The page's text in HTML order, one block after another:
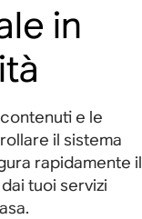
in
e le
il sistema
rapidamente il
tuoi servizi